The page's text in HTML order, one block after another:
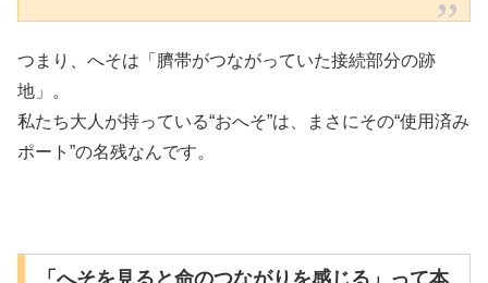
つまり、へそは「臍帯がつながっていた接続部分の跡
地」。
私たち大人が持っている“おへそ”は、まさにその“使用済み
ポート”の名残なんです。
「へそを見ると命のつながりを感じる」って本